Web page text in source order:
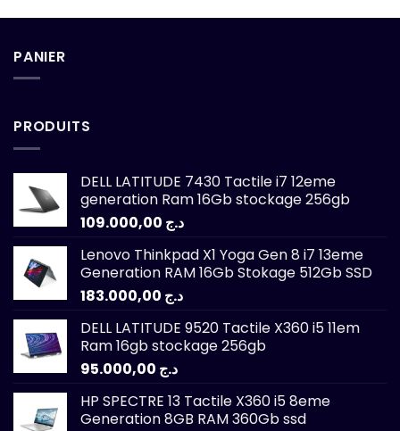
PANIER
PRODUITS
DELL LATITUDE 7430 Tactile i7 12eme
generation Ram 16Gb stockage 256gb
د.ج
Lenovo Thinkpad X1 Yoga Gen 8 i7 13eme
Generation RAM 16Gb Stokage 512Gb SSD
د.ج
DELL LATITUDE 9520 Tactile X360 i5 11em
Ram 16gb stockage 256gb
د.ج
HP SPECTRE 13 Tactile X360 i5 8eme
Generation 8GB RAM 360Gb ssd